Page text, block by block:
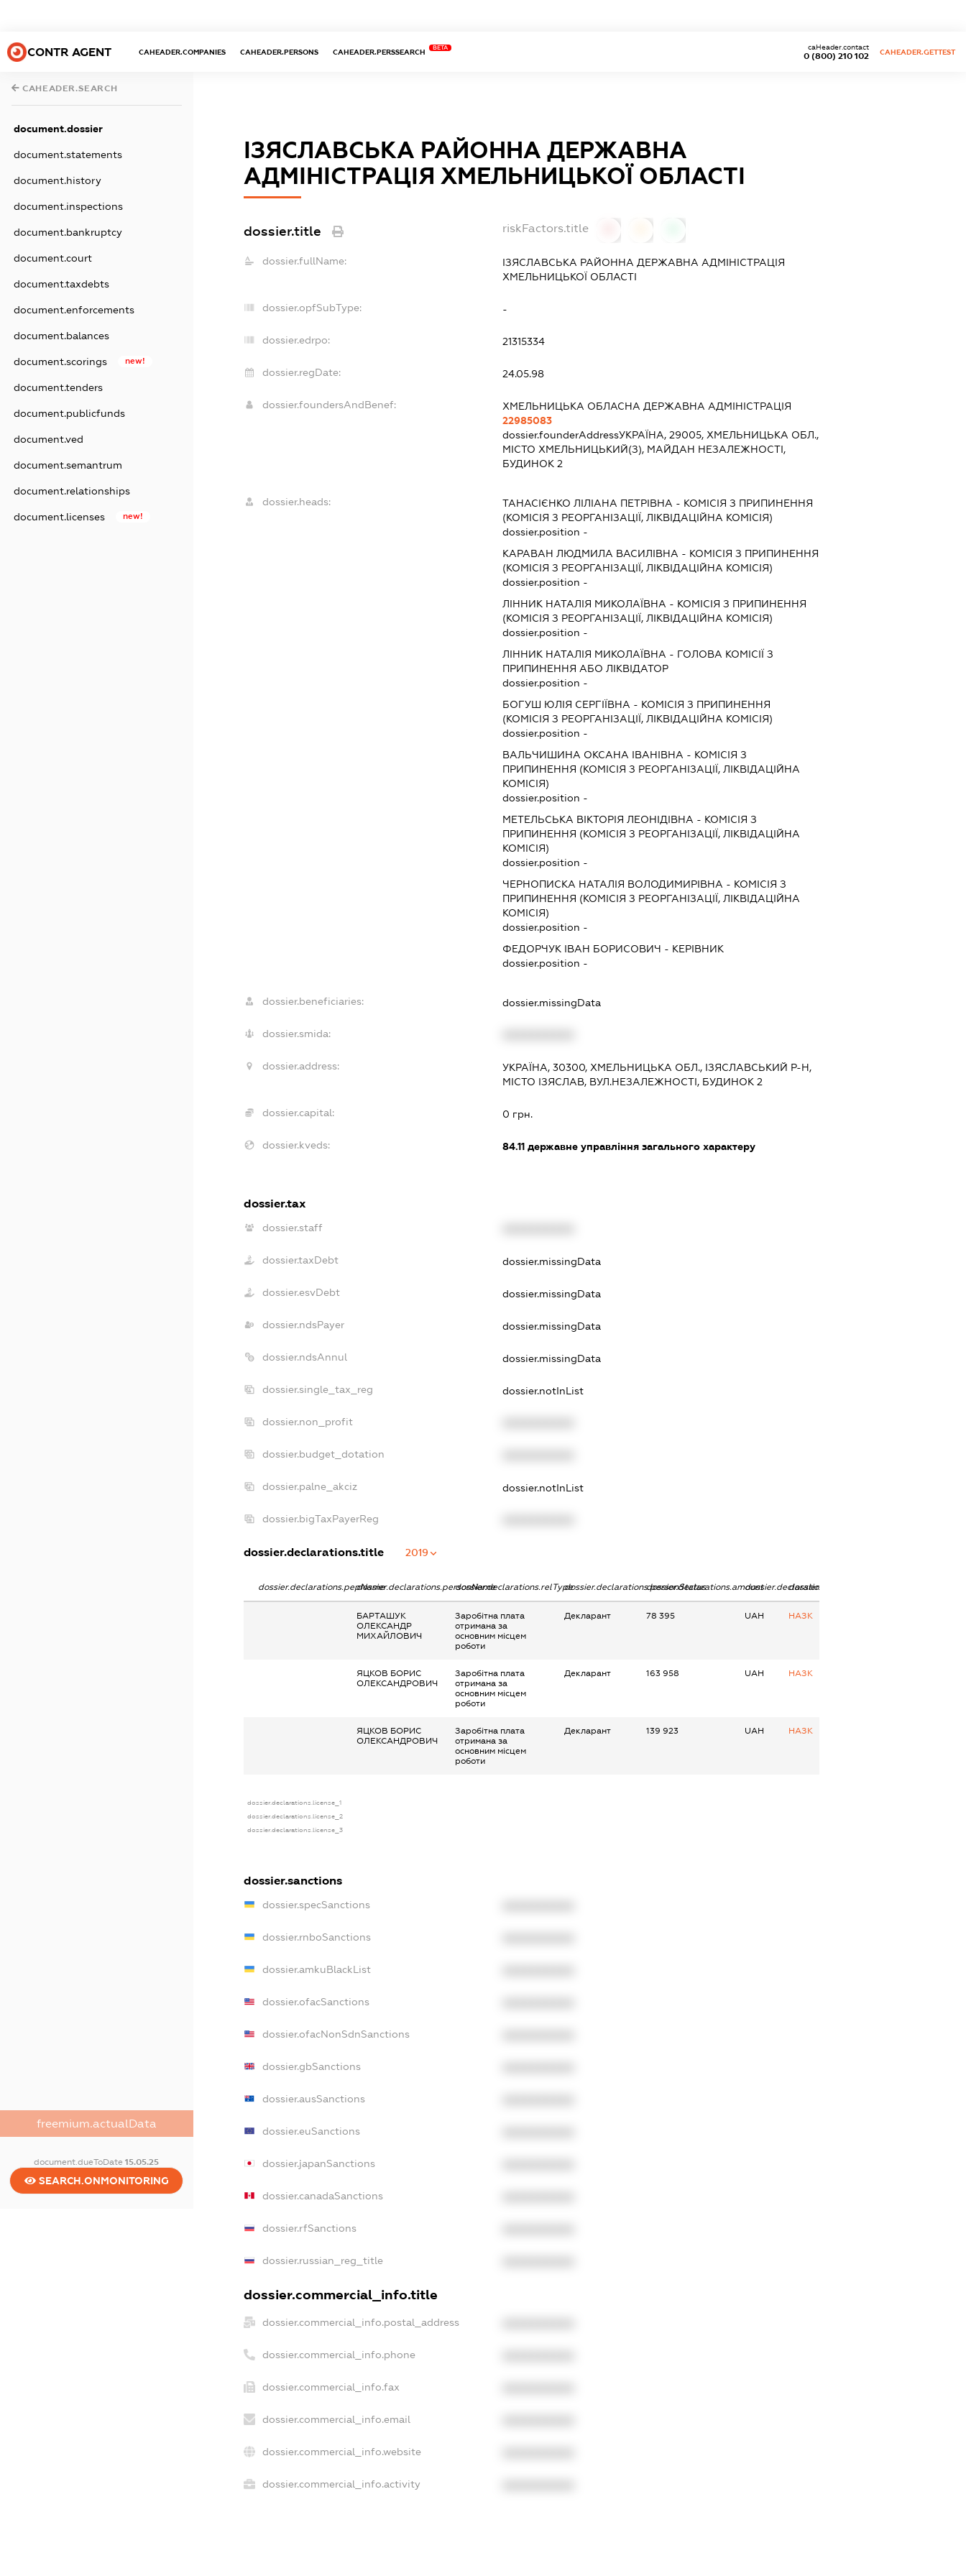
CONTR AGENT CAHEADER.COMPANIES CAHEADER.PERSONS CAHEADER.PERSSEARCH
BETA
0 (800) 210 102
caHeader.contact
CAHEADER.GETTEST
CAHEADER.SEARCH
document.dossier
document.statements
document.history
document.inspections
document.bankruptcy
document.court
document.taxdebts
document.enforcements
document.balances
document.scorings new!
document.tenders
document.publicfunds
document.ved
document.semantrum
document.relationships
document.licenses new!
freemium.actualData
document.dueToDate15.05.25
SEARCH.ONMONITORING
ІЗЯСЛАВСЬКА РАЙОННА ДЕРЖАВНА
АДМІНІСТРАЦІЯ ХМЕЛЬНИЦЬКОЇ ОБЛАСТІ
dossier.title riskFactors.title
dossier.fullName:
ІЗЯСЛАВСЬКА РАЙОННА ДЕРЖАВНА АДМІНІСТРАЦІЯ
ХМЕЛЬНИЦЬКОЇ ОБЛАСТІ
dossier.opfSubType: -
dossier.edrpo: 21315334
dossier.regDate: 24.05.98
dossier.foundersAndBenef:
ХМЕЛЬНИЦЬКА ОБЛАСНА ДЕРЖАВНА АДМІНІСТРАЦІЯ
22985083
dossier.founderAddressУКРАЇНА, 29005, ХМЕЛЬНИЦЬКА ОБЛ.,
МІСТО ХМЕЛЬНИЦЬКИЙ(З), МАЙДАН НЕЗАЛЕЖНОСТІ,
БУДИНОК 2
dossier.heads: ТАНАСІЄНКО ЛІЛІАНА ПЕТРІВНА - КОМІСІЯ З ПРИПИНЕННЯ
(КОМІСІЯ З РЕОРГАНІЗАЦІЇ, ЛІКВІДАЦІЙНА КОМІСІЯ)
dossier.position -
КАРАВАН ЛЮДМИЛА ВАСИЛІВНА - КОМІСІЯ З ПРИПИНЕННЯ
(КОМІСІЯ З РЕОРГАНІЗАЦІЇ, ЛІКВІДАЦІЙНА КОМІСІЯ)
dossier.position -
ЛІННИК НАТАЛІЯ МИКОЛАЇВНА - КОМІСІЯ З ПРИПИНЕННЯ
(КОМІСІЯ З РЕОРГАНІЗАЦІЇ, ЛІКВІДАЦІЙНА КОМІСІЯ)
dossier.position -
ЛІННИК НАТАЛІЯ МИКОЛАЇВНА - ГОЛОВА КОМІСІЇ З
ПРИПИНЕННЯ АБО ЛІКВІДАТОР
dossier.position -
БОГУШ ЮЛІЯ СЕРГІЇВНА - КОМІСІЯ З ПРИПИНЕННЯ
(КОМІСІЯ З РЕОРГАНІЗАЦІЇ, ЛІКВІДАЦІЙНА КОМІСІЯ)
dossier.position -
ВАЛЬЧИШИНА ОКСАНА ІВАНІВНА - КОМІСІЯ З
ПРИПИНЕННЯ (КОМІСІЯ З РЕОРГАНІЗАЦІЇ, ЛІКВІДАЦІЙНА
КОМІСІЯ)
dossier.position -
МЕТЕЛЬСЬКА ВІКТОРІЯ ЛЕОНІДІВНА - КОМІСІЯ З
ПРИПИНЕННЯ (КОМІСІЯ З РЕОРГАНІЗАЦІЇ, ЛІКВІДАЦІЙНА
КОМІСІЯ)
dossier.position -
ЧЕРНОПИСКА НАТАЛІЯ ВОЛОДИМИРІВНА - КОМІСІЯ З
ПРИПИНЕННЯ (КОМІСІЯ З РЕОРГАНІЗАЦІЇ, ЛІКВІДАЦІЙНА
КОМІСІЯ)
dossier.position -
ФЕДОРЧУК ІВАН БОРИСОВИЧ - КЕРІВНИК
dossier.position -
dossier.beneficiaries: dossier.missingData
dossier.smida:
dossier.address:
УКРАЇНА, 30300, ХМЕЛЬНИЦЬКА ОБЛ., ІЗЯСЛАВСЬКИЙ Р-Н,
МІСТО ІЗЯСЛАВ, ВУЛ.НЕЗАЛЕЖНОСТІ, БУДИНОК 2
dossier.capital: 0 грн.
dossier.kveds: 84.11 державне управління загального характеру
dossier.tax
dossier.staff
dossier.taxDebt dossier.missingData
dossier.esvDebt dossier.missingData
dossier.ndsPayer dossier.missingData
dossier.ndsAnnul dossier.missingData
dossier.single_tax_reg dossier.notInList
dossier.non_profit
dossier.budget_dotation
dossier.palne_akciz dossier.notInList
dossier.bigTaxPayerReg
dossier.declarations.title 2019
dossier.declarations.pepNamedossier.declarations.personNamedossier.declarations.relTypedossier.declarations.personStatusdossier.declarations.amountdossier.declarations.currency
dossier.declarations.source
БАРТАШУК
ОЛЕКСАНДР
МИХАЙЛОВИЧ
Заробітна плата
отримана за
основним місцем
роботи
Декларант 78 395 UAH НАЗК
ЯЦКОВ БОРИС
ОЛЕКСАНДРОВИЧ
Заробітна плата
отримана за
основним місцем
роботи
Декларант 163 958 UAH НАЗК
ЯЦКОВ БОРИС
ОЛЕКСАНДРОВИЧ
Заробітна плата
отримана за
основним місцем
роботи
Декларант 139 923 UAH НАЗК
dossier.declarations.license_1
dossier.declarations.license_2
dossier.declarations.license_3
dossier.sanctions
dossier.specSanctions
dossier.rnboSanctions
dossier.amkuBlackList
dossier.ofacSanctions
dossier.ofacNonSdnSanctions
dossier.gbSanctions
dossier.ausSanctions
dossier.euSanctions
dossier.japanSanctions
dossier.canadaSanctions
dossier.rfSanctions
dossier.russian_reg_title
dossier.commercial_info.title
dossier.commercial_info.postal_address
dossier.commercial_info.phone
dossier.commercial_info.fax
dossier.commercial_info.email
dossier.commercial_info.website
dossier.commercial_info.activity